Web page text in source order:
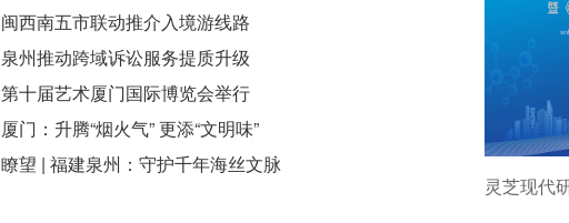
闽西南五市联动推介入境游线路
泉州推动跨域诉讼服务提质升级
第十届艺术厦门国际博览会举行
厦门：升腾“烟火气” 更添“文明味”
瞭望 | 福建泉州：守护千年海丝文脉